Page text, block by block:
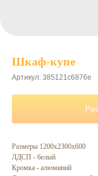
Шкаф-купе
Артикул: 385121c6876e
Размеры 1200х2300х600
ЛДСП - белый
Кромка - алюминий